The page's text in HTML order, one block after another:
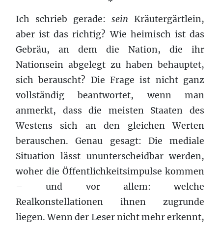
Ich schrieb gerade: sein Kräutergärtlein,
aber ist das richtig? Wie heimisch ist das
Gebräu, an dem die Nation, die ihr
Nationsein abgelegt zu haben behauptet,
sich berauscht? Die Frage ist nicht ganz
vollständig beantwortet, wenn man
anmerkt, dass die meisten Staaten des
Westens sich an den gleichen Werten
berauschen. Genau gesagt: Die mediale
Situation lässt ununterscheidbar werden,
woher die Öffentlichkeitsimpulse kommen
– und vor allem: welche
Realkonstellationen ihnen zugrunde
liegen. Wenn der Leser nicht mehr erkennt,